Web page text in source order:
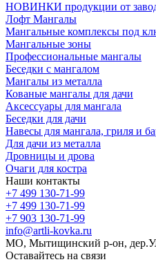
НОВИНКИ продукции от
Лофт Мангалы
Мангальные комплексы под
Мангальные зоны
Профессиональные мангалы
Беседки с мангалом
Мангалы из металла
Кованые мангалы для дачи
Аксессуары для мангала
Беседки для дачи
Навесы для мангала, гриля и
Для дачи из металла
Дровницы и дрова
Очаги для костра
Наши контакты
+7 499 130-71-99
+7 499 130-71-99
+7 903 130-71-99
info@artli-kovka.ru
МО, Мытищинский р-он,
Оставайтесь на связи